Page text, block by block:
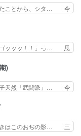
、正直… 左さんと刀持
のじ… 何処も彼処も言
… 同時視聴｜
れまで騙していた東
たことから、シタ… 今
たオープニン… テンポ
引くから全… 盟友ドレ
ドレゲネ… さて、登場
のか私… 今回は遂にド
ド… まさかの展開にめ
… チャガタイの所へ密
ゴッッッ！！」っ… 思
のハウツー回… この作
キメるの上… 藤子不二
フィット… 赤福のヌル
褒めら… 漫研が気にな
品… 今回エンディング
… この作品の世界に
)
子天然「武闘派」… 今
アシストに支… そう
‥ときゆき… 「亜也
長寿丸を一… 目玉と耳
戰もノラ… 時代設定ど
きはこのおぢの影… 三